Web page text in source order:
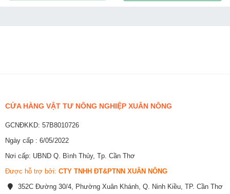
CỬA HÀNG VẬT TƯ NÔNG NGHIỆP XUÂN NÔNG
GCNĐKKD: 57B8010726
Ngày cấp : 6/05/2022
Nơi cấp: UBND Q. Bình Thủy, Tp. Cần Thơ
Được hỗ trợ bởi: CTY TNHH ĐT&PTNN XUÂN NÔNG
352C Đường 30/4, Phường Xuân Khánh, Q. Ninh Kiều, TP. Cần Thơ